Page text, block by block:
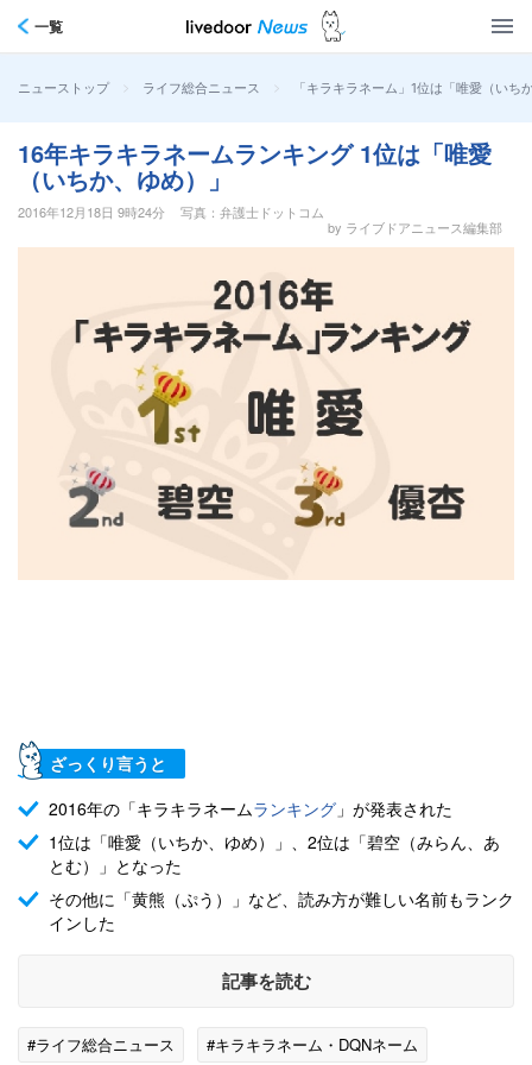
一覧
ニューストップ > ライフ総合ニュース > 「キラキラネーム」1位は「唯愛（い
16年キラキラネームランキング 1位は「唯愛
（いちか、ゆめ）」
2016年12月18日 9時24分
写真：弁護士ドットコム
by ライブドアニュース編集部
ざっくり言うと
2016年の「キラキラネームランキング 」が発表された
1位は「唯愛（いちか、ゆめ）」、2位は「碧空（みらん、あ
とむ）」となった
その他に「黄熊（ぷう）」など、読み方が難しい名前もランク
インした
記事を読む
#ライフ総合ニュース
#キラキラネーム・DQNネーム